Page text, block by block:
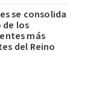
se consolida
de los
más
del Reino